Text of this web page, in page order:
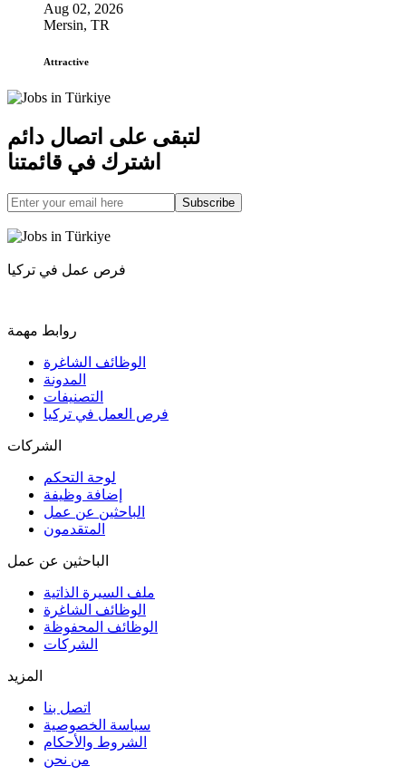
Aug 02, 2026
Mersin, TR
Attractive
لتبقى على اتصال دائم
اشترك في قائمتنا
Subscribe
فرص عمل في تركيا
روابط مهمة
الوظائف الشاغرة
المدونة
التصنيفات
فرص العمل في تركيا
الشركات
لوحة التحكم
إضافة وظيفة
الباحثين عن عمل
المتقدمون
الباحثين عن عمل
ملف السيرة الذاتية
الوظائف الشاغرة
الوظائف المحفوظة
الشركات
المزيد
اتصل بنا
سياسة الخصوصية
الشروط والأحكام
من نحن